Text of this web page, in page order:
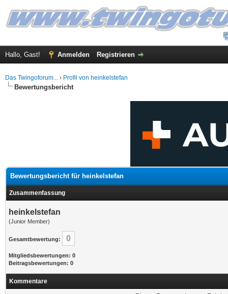
Hallo, Gast! Anmelden Registrieren
Das Twingoforum... › Profil von heinkelstefan
Bewertungsbericht
Bewertungsbericht für heinkelstefan
Zusammenfassung
heinkelstefan
(Junior Member)
Gesamtbewertung: 0
Mitgliedsbewertungen: 0
Beitragsbewertungen: 0
Kommentare